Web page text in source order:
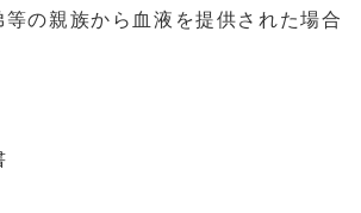
の親族から血液を提供された場合